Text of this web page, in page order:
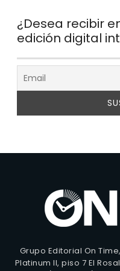
¿Desea recibir
edición digital
Grupo Editorial On
Platinum II, piso 7 El